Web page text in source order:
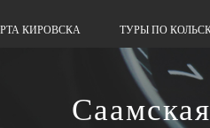
КИРОВСКА ТУРЫ ПО